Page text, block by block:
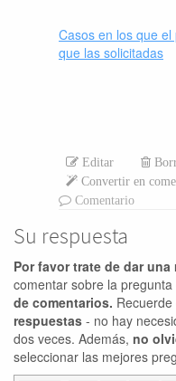
Casos en los que
que las solicitadas
Editar
Convertir en
Comentario
Su respuesta
Por favor trate de dar
comentar sobre la
de comentarios.
respuestas - no hay
dos veces. Además, no
seleccionar las mejores